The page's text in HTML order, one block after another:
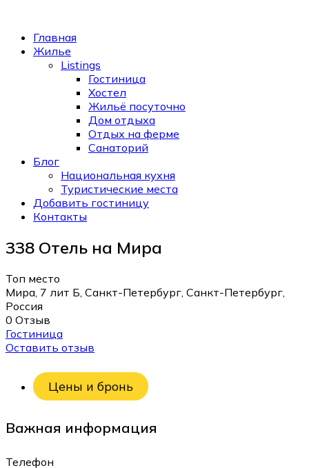
Главная
Жилье
Listings
Гостиница
Хостел
Жильё посуточно
Дом отдыха
Отдых на ферме
Санаторий
Блог
Национальная кухня
Туристические места
Добавить гостиницу
Контакты
338 Отель на Мира
Топ место
Мира, 7 лит Б, Санкт-Петербург, Санкт-Петербург,
Россия
0 Отзыв
Гостиница
Оставить отзыв
Цены и бронь
Важная информация
Телефон